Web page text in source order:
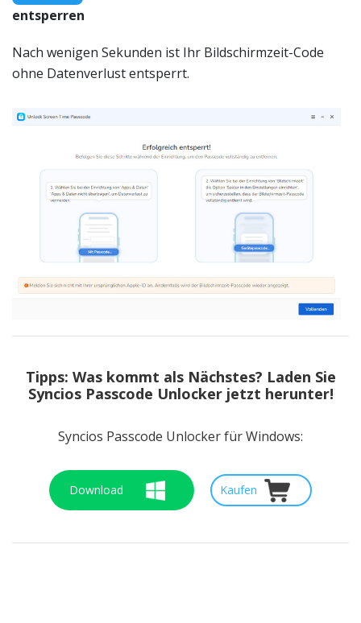
entsperren
Nach wenigen Sekunden ist Ihr Bildschirmzeit-Code
ohne Datenverlust entsperrt.
Tipps: Was kommt als Nächstes? Laden Sie
Syncios Passcode Unlocker jetzt herunter!
Syncios Passcode Unlocker für Windows:
Download Kaufen